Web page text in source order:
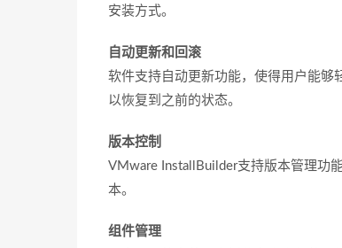
安装方式。
自动更新和回滚
软件支持自动更新功能，使得用户能够
以恢复到之前的状态。
版本控制
VMware InstallBuilder支持版本管理功
本。
组件管理